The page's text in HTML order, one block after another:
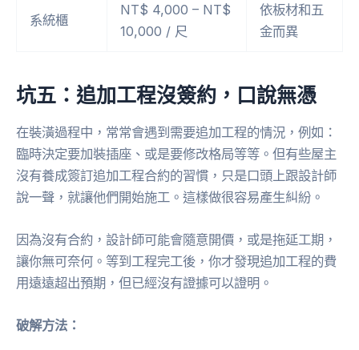
系統櫃
NT$ 4,000 – NT$
10,000 / 尺
依板材和五
金而異
坑五：追加工程沒簽約，口說無憑
在裝潢過程中，常常會遇到需要追加工程的情況，例如：
臨時決定要加裝插座、或是要修改格局等等。但有些屋主
沒有養成簽訂追加工程合約的習慣，只是口頭上跟設計師
說一聲，就讓他們開始施工。這樣做很容易產生糾紛。
因為沒有合約，設計師可能會隨意開價，或是拖延工期，
讓你無可奈何。等到工程完工後，你才發現追加工程的費
用遠遠超出預期，但已經沒有證據可以證明。
破解方法：